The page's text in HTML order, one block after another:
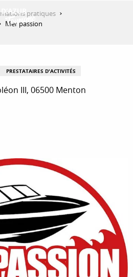
pratiques
Mer passion
PRESTATAIRES D'ACTIVITÉS
III, 06500 Menton